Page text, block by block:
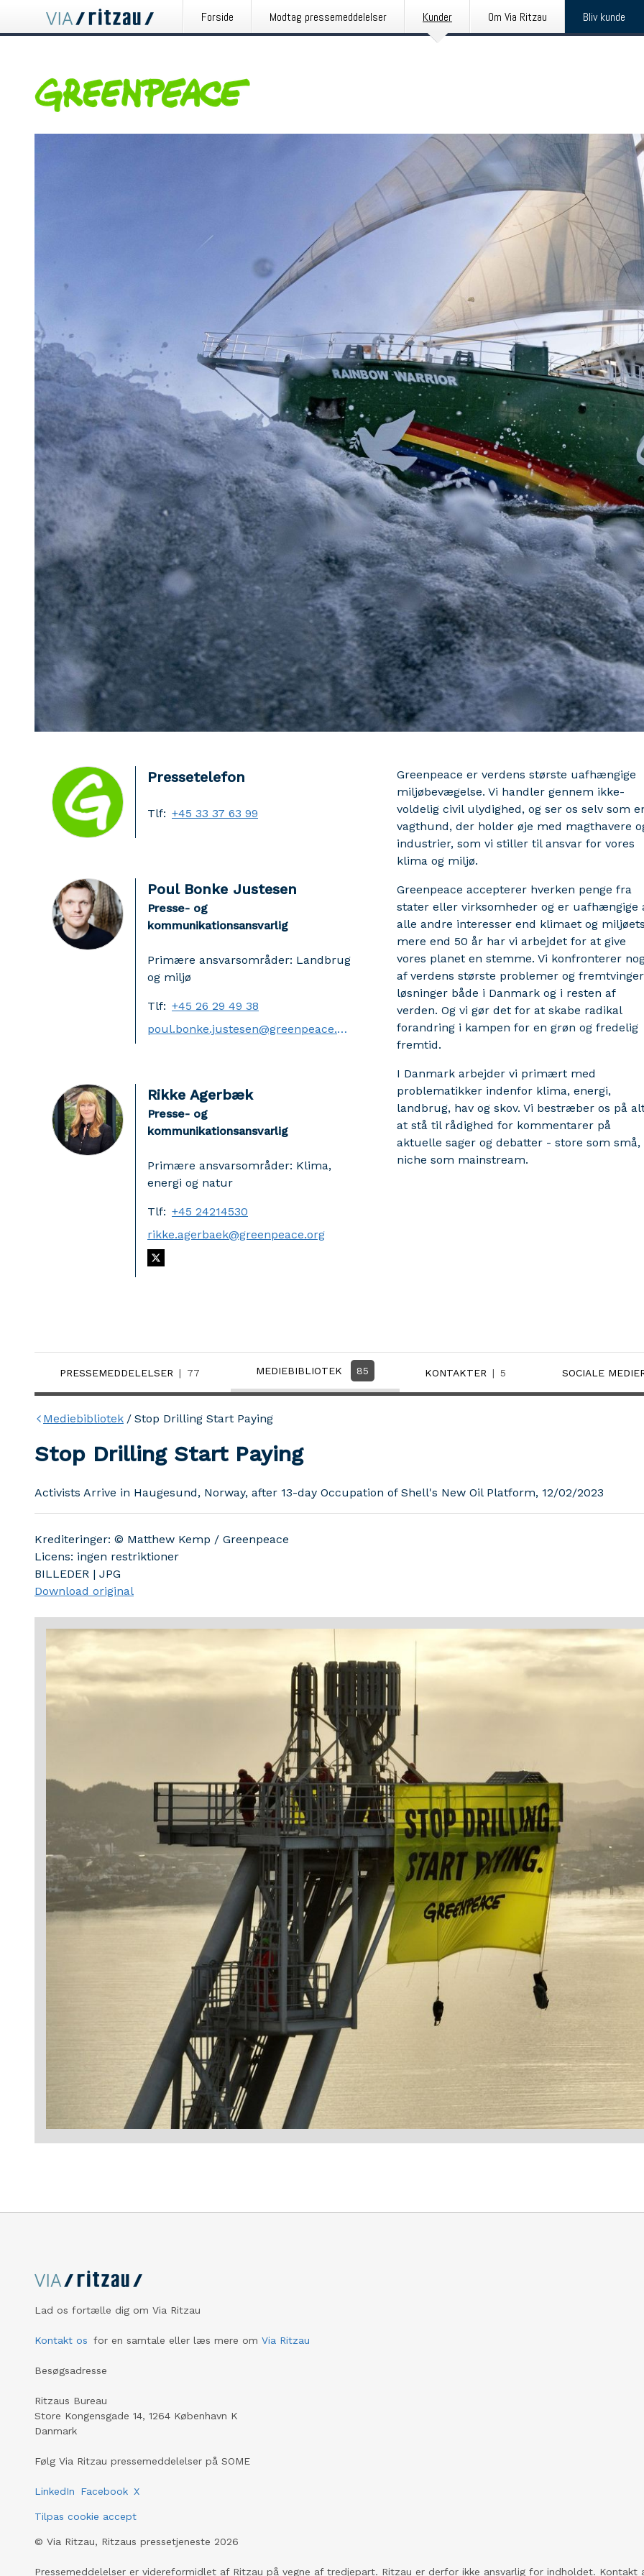
Forside Modtag pressemeddelelser Kunder Om Via Ritzau Bliv kunde
Pressetelefon
Tlf: +45 33 37 63 99
Poul Bonke Justesen
Presse- og
kommunikationsansvarlig
Primære ansvarsområder: Landbrug
og miljø
Tlf: +45 26 29 49 38
poul.bonke.justesen@greenpeace.org
Rikke Agerbæk
Presse- og
kommunikationsansvarlig
Primære ansvarsområder: Klima,
energi og natur
Tlf: +45 24214530
rikke.agerbaek@greenpeace.org
Greenpeace er verdens største uafhængige
miljøbevægelse. Vi handler gennem ikke-
voldelig civil ulydighed, og ser os selv som
vagthund, der holder øje med magthavere
industrier, som vi stiller til ansvar for vores
klima og miljø.
Greenpeace accepterer hverken penge fra
stater eller virksomheder og er uafhængige
alle andre interesser end klimaet og
mere end 50 år har vi arbejdet for at give
vores planet en stemme. Vi konfronterer
af verdens største problemer og fremtvinger
løsninger både i Danmark og i resten af
verden. Og vi gør det for at skabe radikal
forandring i kampen for en grøn og fredelig
fremtid.
I Danmark arbejder vi primært med
problematikker indenfor klima, energi,
landbrug, hav og skov. Vi bestræber os på
at stå til rådighed for kommentarer på
aktuelle sager og debatter - store som små,
niche som mainstream.
PRESSEMEDDELELSER 77 MEDIEBIBLIOTEK 85 KONTAKTER 5 SOCIALE
Mediebibliotek / Stop Drilling Start Paying
Stop Drilling Start Paying
Activists Arrive in Haugesund, Norway, after 13-day Occupation of Shell's New Oil Platform, 12/02/2023
Krediteringer: © Matthew Kemp / Greenpeace
Licens: ingen restriktioner
BILLEDER | JPG
Download original
Lad os fortælle dig om Via Ritzau
Kontakt os for en samtale eller læs mere om Via Ritzau
Besøgsadresse
Ritzaus Bureau
Store Kongensgade 14, 1264 København K
Danmark
Følg Via Ritzau pressemeddelelser på SOME
LinkedIn Facebook X
Tilpas cookie accept
© Via Ritzau, Ritzaus pressetjeneste 2026
Pressemeddelelser er videreformidlet af Ritzau på vegne af tredjepart. Ritzau er derfor ikke ansvarlig for indholdet.